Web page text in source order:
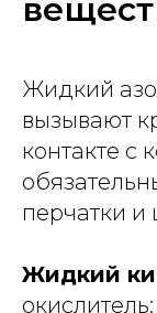
Жидкий
вызывают
контакте с
перчатки и
Жидкий